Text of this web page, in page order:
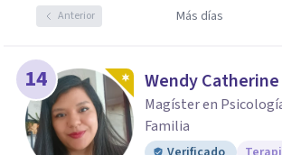
Anterior Más días
14 Wendy
Magíster en
Familia